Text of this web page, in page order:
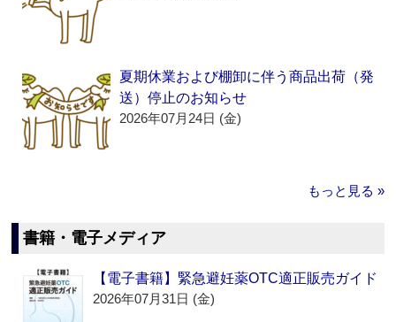
夏期休業および棚卸に伴う商品出荷（発
送）停止のお知らせ
2026年07月24日 (金)
もっと見る »
書籍・電子メディア
【電子書籍】緊急避妊薬OTC適正販売ガイド
2026年07月31日 (金)